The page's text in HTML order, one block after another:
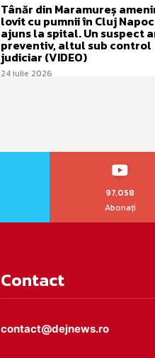
Tânăr din Maramureș
lovit cu pumnii în Cluj
ajuns la spital. Un suspect
preventiv, altul sub control
judiciar (VIDEO)
24 iulie 2026
97,058
Abonați
Contact
contact@dejnews.ro